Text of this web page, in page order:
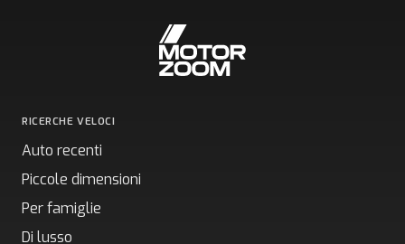
RICERCHE VELOCI
Auto recenti
Piccole dimensioni
Per famiglie
Di lusso